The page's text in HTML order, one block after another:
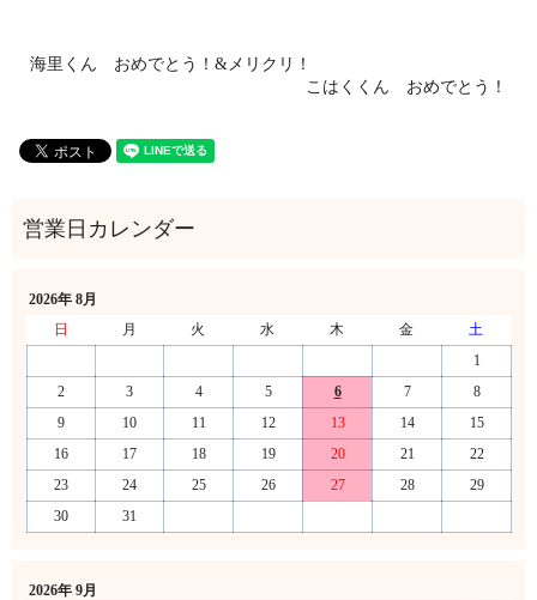
海里くん おめでとう！&メリクリ！
こはくくん おめでとう！
2026年 8月
日
月 火 水 木 金
土
1
2
3 4 5 6 7
8
9
10 11 12 13 14
15
16
17 18 19 20 21
22
23
24 25 26 27 28
29
30
31
2026年 9月